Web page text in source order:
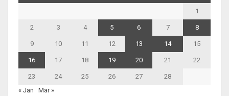
1
2 3 4 5 6 7 8
9 10 11 12 13 14 15
16 17 18 19 20 21 22
23 24 25 26 27
28
« Jan
Mar »